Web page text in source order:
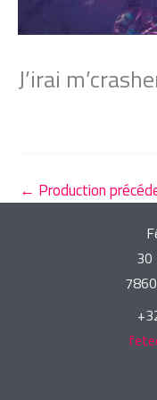
J’irai
← Production
30